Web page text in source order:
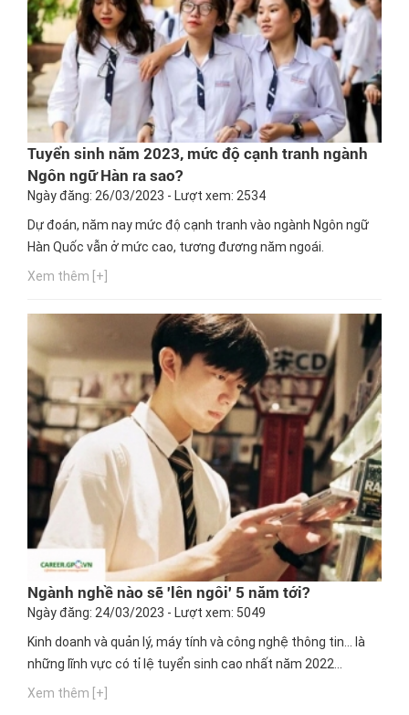
Tuyển sinh năm 2023, mức độ cạnh tranh ngành
Ngôn ngữ Hàn ra sao?
Ngày đăng: 26/03/2023 - Lượt xem: 2534
Dự đoán, năm nay mức độ cạnh tranh vào ngành Ngôn ngữ
Hàn Quốc vẫn ở mức cao, tương đương năm ngoái.
Xem thêm [+]
Ngành nghề nào sẽ 'lên ngôi' 5 năm tới?
Ngày đăng: 24/03/2023 - Lượt xem: 5049
Kinh doanh và quản lý, máy tính và công nghệ thông tin… là
những lĩnh vực có tỉ lệ tuyển sinh cao nhất năm 2022...
Xem thêm [+]